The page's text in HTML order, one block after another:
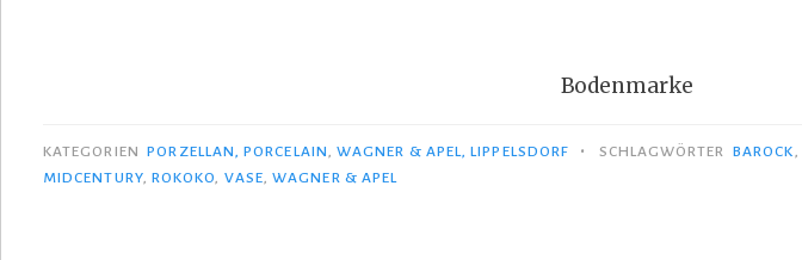
Bodenmarke
KATEGORIEN PORZELLAN, PORCELAIN ,WAGNER & APEL, LIPPELSDORF • SCHLAGWÖRTER BAROCK
MIDCENTURY, ROKOKO VASE ,WAGNER & APEL